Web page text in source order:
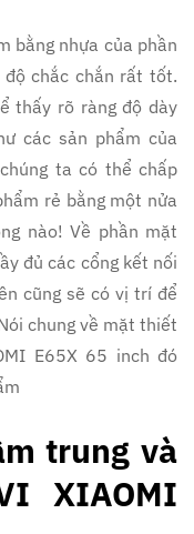
bằng nhựa của phần
độ chắc chắn rất tốt.
thấy rõ ràng độ dày
các sản phẩm của
ta có thể chấp
rẻ bằng một nửa
nào! Về phần mặt
đủ các cổng kết nối
cũng sẽ có vị trí để
chung về mặt thiết
E65X 65 inch đó
trung và
XIAOMI